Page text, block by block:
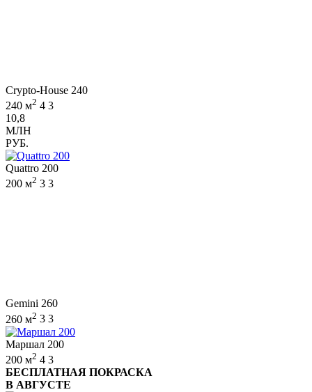
Crypto-House 240
240 м2 4 3
10,8
МЛН
РУБ.
Quattro 200
200 м2 3 3
Gemini 260
260 м2 3 3
Маршал 200
200 м2 4 3
БЕСПЛАТНАЯ ПОКРАСКА
В АВГУСТЕ